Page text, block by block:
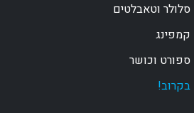
סלולר וטאבלטים
קמפינג
ספורט וכושר
בקרוב!